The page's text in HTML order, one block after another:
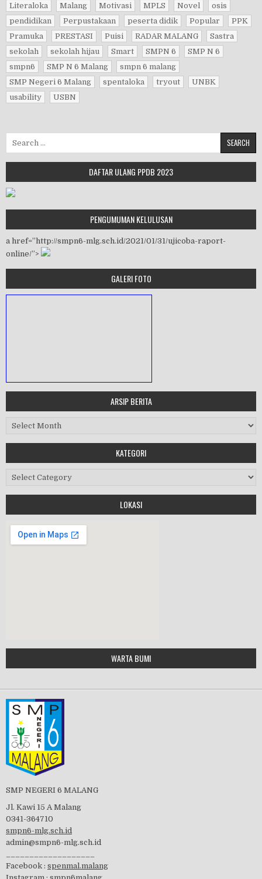
Literaloka
Malang Motivasi MPLS Novel
osis
pendidikan
Perpustakaan peserta didik Popular
PPK
Pramuka
PRESTASI Puisi RADAR MALANG
Sastra
sekolah
sekolah hijau Smart SMPN 6
SMP N 6
smpn6
SMP N 6 Malang
smpn 6 malang
SMP Negeri 6 Malang
spentaloka tryout
UNBK
usability
USBN
DAFTAR ULANG PPDB 2023
PENGUMUMAN KELULUSAN
a href=”http://smpn6-mlg.sch.id/2021/01/31/ujicoba-raport-
online/”>
GALERI FOTO
Workshop Perangkat 2019
HALAL BIHALAL
Tes Matrikulasi 2019
visitasi PPK 2019
ARSIP BERITA
Arsip Berita
KATEGORI
Kategori
LOKASI
Google Maps Generator by
embedgooglemap.net
WARTA BUMI
SMP NEGERI 6 MALANG
Jl. Kawi 15 A Malang
0341-364710
smpn6-mlg.sch.id
admin@smpn6-mlg.sch.id
Facebook : spenmal.malang